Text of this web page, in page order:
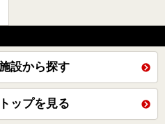
設から探す
ップを見る